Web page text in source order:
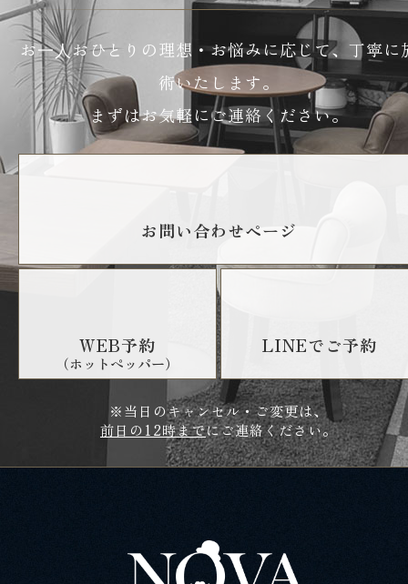
お⼀⼈おひとりの理想・お悩みに応じて、丁寧に
術いたします。
まずはお気軽にご連絡ください。
お問い合わせページ
WEB予約
（ホットペッパー）
LINEでご予約
※当日のキャンセル・ご変更は、
前日の12時までにご連絡ください。